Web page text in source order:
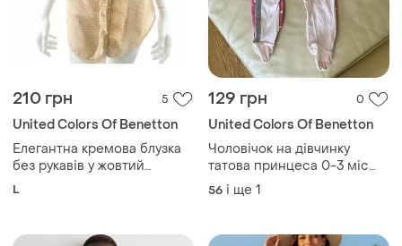
210 грн 5
United Colors Of Benetton
Елегантна кремова блузка
без рукавів у жовтий
горошок із рюшами та
L
129 грн 0
United Colors Of Benetton
Чоловічок на дівчинку
татова принцеса 0-3 міс
ріст 62 стан ідеальний від
benetton дов 49 на кнопках
56 і ще 1